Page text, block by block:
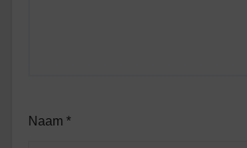
Naam *